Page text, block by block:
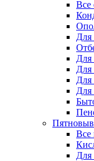
Все
Для
Для
Для
Для
Для
Все
Для